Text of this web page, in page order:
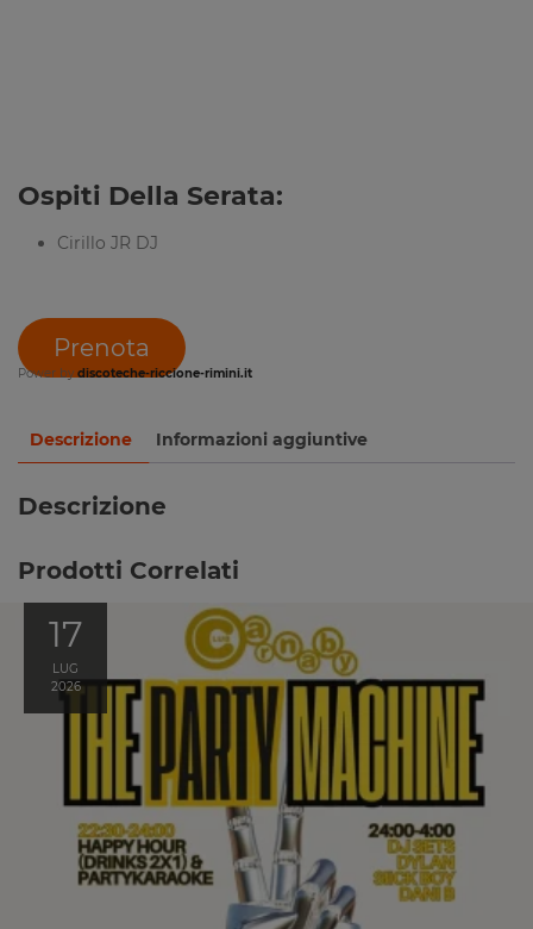
Ospiti Della Serata:
Cirillo JR DJ
Prenota
Power by discoteche-riccione-rimini.it
Descrizione Informazioni aggiuntive
Descrizione
Prodotti Correlati
17
LUG
2026